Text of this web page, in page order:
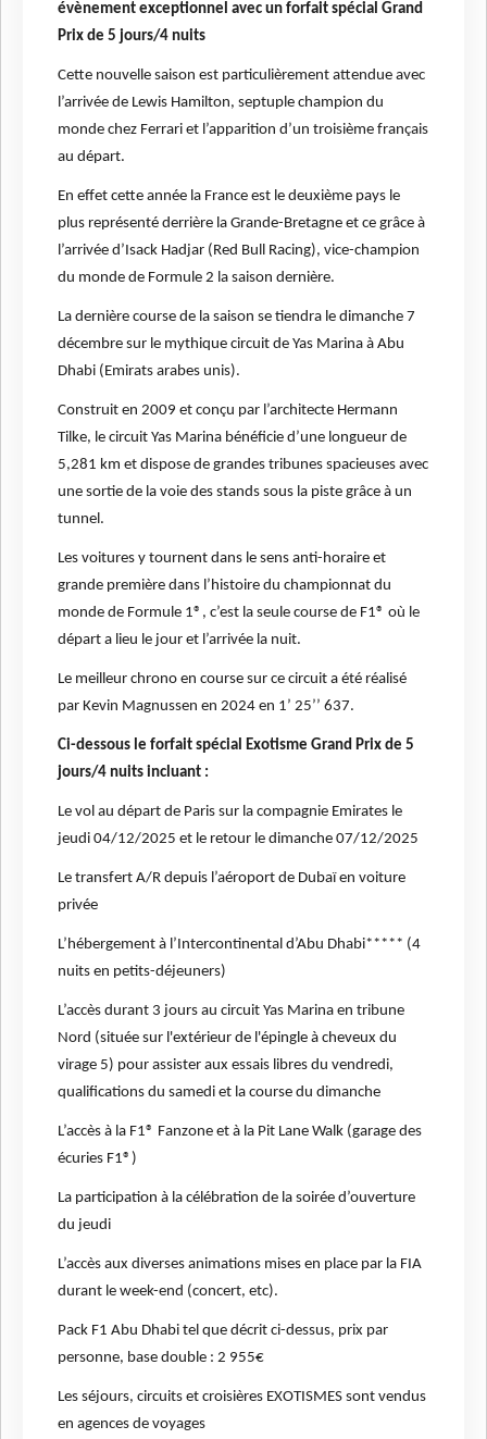
évènement exceptionnel avec un forfait spécial Grand
Prix de 5 jours/4 nuits
Cette nouvelle saison est particulièrement attendue avec
l’arrivée de Lewis Hamilton, septuple champion du
monde chez Ferrari et l’apparition d’un troisième français
au départ.
En effet cette année la France est le deuxième pays le
plus représenté derrière la Grande-Bretagne et ce grâce à
l’arrivée d’Isack Hadjar (Red Bull Racing), vice-champion
du monde de Formule 2 la saison dernière.
La dernière course de la saison se tiendra le dimanche 7
décembre sur le mythique circuit de Yas Marina à Abu
Dhabi (Emirats arabes unis).
Construit en 2009 et conçu par l’architecte Hermann
Tilke, le circuit Yas Marina bénéficie d’une longueur de
5,281 km et dispose de grandes tribunes spacieuses avec
une sortie de la voie des stands sous la piste grâce à un
tunnel.
Les voitures y tournent dans le sens anti-horaire et
grande première dans l’histoire du championnat du
monde de Formule 1®, c’est la seule course de F1® où le
départ a lieu le jour et l’arrivée la nuit.
Le meilleur chrono en course sur ce circuit a été réalisé
par Kevin Magnussen en 2024 en 1’ 25’’ 637.
Ci-dessous le forfait spécial Exotisme Grand Prix de 5
jours/4 nuits incluant :
Le vol au départ de Paris sur la compagnie Emirates le
jeudi 04/12/2025 et le retour le dimanche 07/12/2025
Le transfert A/R depuis l’aéroport de Dubaï en voiture
privée
L’hébergement à l’Intercontinental d’Abu Dhabi***** (4
nuits en petits-déjeuners)
L’accès durant 3 jours au circuit Yas Marina en tribune
Nord (située sur l'extérieur de l'épingle à cheveux du
virage 5) pour assister aux essais libres du vendredi,
qualifications du samedi et la course du dimanche
L’accès à la F1® Fanzone et à la Pit Lane Walk (garage des
écuries F1®)
La participation à la célébration de la soirée d’ouverture
du jeudi
L’accès aux diverses animations mises en place par la FIA
durant le week-end (concert, etc).
Pack F1 Abu Dhabi tel que décrit ci-dessus, prix par
personne, base double : 2 955€
Les séjours, circuits et croisières EXOTISMES sont vendus
en agences de voyages